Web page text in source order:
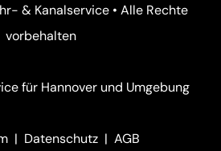
& Kanalservice • Alle Rechte
vorbehalten
für Hannover und Umgebung
| Datenschutz | AGB